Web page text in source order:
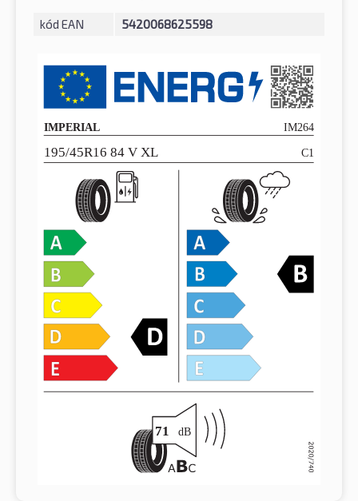
kód EAN 5420068625598